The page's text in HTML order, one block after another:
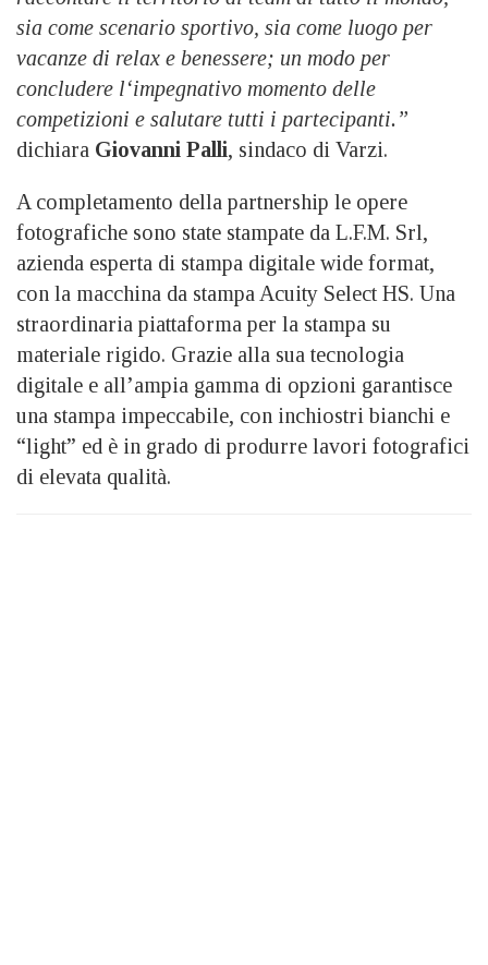
sia come scenario sportivo, sia come luogo per
vacanze di relax e benessere; un modo per
concludere l‘impegnativo momento delle
competizioni e salutare tutti i partecipanti.”
dichiara Giovanni Palli, sindaco di Varzi.
A completamento della partnership le opere
fotografiche sono state stampate da L.F.M. Srl,
azienda esperta di stampa digitale wide format,
con la macchina da stampa Acuity Select HS. Una
straordinaria piattaforma per la stampa su
materiale rigido. Grazie alla sua tecnologia
digitale e all’ampia gamma di opzioni garantisce
una stampa impeccabile, con inchiostri bianchi e
“light” ed è in grado di produrre lavori fotografici
di elevata qualità.